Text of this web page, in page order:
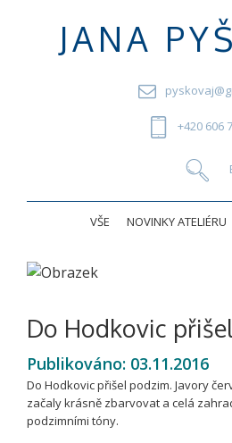
JANA
+420 606
VŠE NOVINKY ATELIÉRU
Do Hodkovic
Publikováno: 03.11.2016
Do Hodkovic přišel podzim. Javory
začaly krásně zbarvovat a celá
podzimními tóny.